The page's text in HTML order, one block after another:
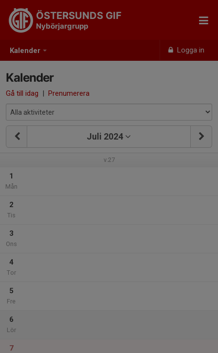
Kalender Logga in
ÖSTERSUNDS GIF
Nybörjargrupp
Kalender
Gå till idag | Prenumerera
Juli 2024
v.27
1
Mån
2
Tis
3
Ons
4
Tor
5
Fre
6
Lör
7